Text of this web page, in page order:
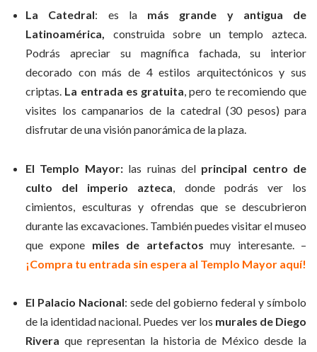
La Catedral: es la más grande y antigua
de
Latinoamérica, construida sobre un templo azteca.
Podrás apreciar su magnífica fachada, su interior
decorado con más de 4 estilos arquitectónicos y sus
criptas. La entrada es gratuita, pero te recomiendo que
visites los campanarios de la catedral (30 pesos) para
disfrutar de una visión panorámica de la plaza.
El Templo Mayor:las ruinas del principal centro de
culto del imperio azteca , donde podrás ver los
cimientos, esculturas y ofrendas que se descubrieron
durante las excavaciones. También puedes visitar el museo
que expone miles de artefactos muy interesante. –
¡Compra tu entrada sin espera al Templo Mayor aquí!
El Palacio Nacional: sede del gobierno federal y símbolo
de la identidad nacional. Puedes ver los murales de Diego
Rivera que representan la historia de México desde la